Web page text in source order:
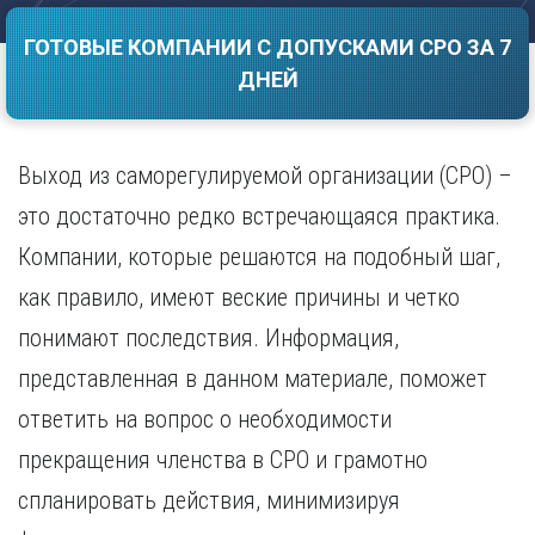
Волгоград
Воронеж
Е
И
Иваново
Иркутск
К
Казань
Калининград
Кемерово
Киров
Красноярск
Саратов
Севастополь
Симферополь
Смоленск
Ставрополь
Т
Тверь
Тольятти
Томск
Тула
Тюмень
У
Улан-Удэ
Ульяновск
Уфа
ГОТОВЫЕ КОМПАНИИ С ДОПУСКАМИ СРО ЗА 7
ДНЕЙ
Выход из саморегулируемой организации (СРО) –
это достаточно редко встречающаяся практика.
Компании, которые решаются на подобный шаг,
как правило, имеют веские причины и четко
понимают последствия. Информация,
представленная в данном материале, поможет
ответить на вопрос о необходимости
прекращения членства в СРО и грамотно
спланировать действия, минимизируя